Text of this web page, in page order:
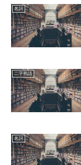
名詞
二字熟語
名詞